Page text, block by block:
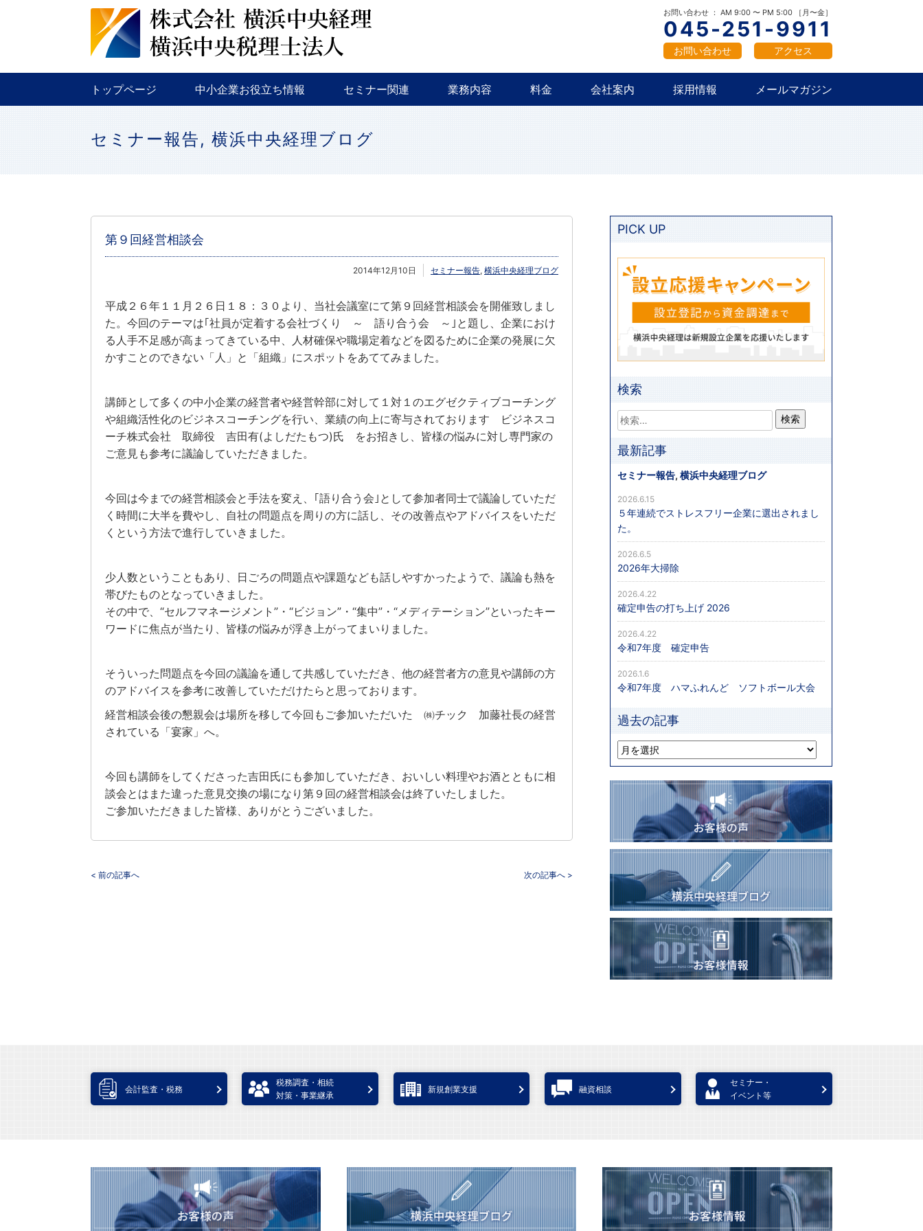
お問い合わせ ： AM 9:00 〜 PM 5:00 ［月〜金］
045-251-9911
お問い合わせ アクセス
トップページ 中小企業お役立ち情報 セミナー関連 業務内容 料金 会社案内 採用情報 メールマガジン
セミナー報告,横浜中央経理ブログ
第９回経営相談会
2014年12月10日 セミナー報告, 横浜中央経理ブログ
平成２６年１１月２６日１８：３０より、当社会議室にて第９回経営相談会を開催致しまし
た。今回のテーマは｢社員が定着する会社づくり ～ 語り合う会 ～｣と題し、企業におけ
る人手不足感が高まってきている中、人材確保や職場定着などを図るために企業の発展に欠
かすことのできない「人」と「組織」にスポットをあててみました。
講師として多くの中小企業の経営者や経営幹部に対して１対１のエグゼクティブコーチング
や組織活性化のビジネスコーチングを行い、業績の向上に寄与されております ビジネスコ
ーチ株式会社 取締役 吉田有(よしだたもつ)氏 をお招きし、皆様の悩みに対し専門家の
ご意見も参考に議論していただきました。
今回は今までの経営相談会と手法を変え、｢語り合う会｣として参加者同士で議論していただ
く時間に大半を費やし、自社の問題点を周りの方に話し、その改善点やアドバイスをいただ
くという方法で進行していきました。
少人数ということもあり、日ごろの問題点や課題なども話しやすかったようで、議論も熱を
帯びたものとなっていきました。
その中で、“セルフマネージメント”・“ビジョン”・“集中”・“メディテーション”といったキー
ワードに焦点が当たり、皆様の悩みが浮き上がってまいりました。
そういった問題点を今回の議論を通して共感していただき、他の経営者方の意見や講師の方
のアドバイスを参考に改善していただけたらと思っております。
経営相談会後の懇親会は場所を移して今回もご参加いただいた ㈱チック 加藤社長の経営
されている「宴家」へ。
今回も講師をしてくださった吉田氏にも参加していただき、おいしい料理やお酒とともに相
談会とはまた違った意見交換の場になり第９回の経営相談会は終了いたしました。
ご参加いただきました皆様、ありがとうございました。
< 前の記事へ 次の記事へ >
PICK UP
検索
最新記事
セミナー報告, 横浜中央経理ブログ
５年連続でストレスフリー企業に選出されまし
た。
2026.6.15
2026年大掃除
2026.6.5
確定申告の打ち上げ 2026
2026.4.22
令和7年度 確定申告
2026.4.22
令和7年度 ハマふれんど ソフトボール大会
2026.1.6
過去の記事
会計監査・税務
税務調査・相続
対策・事業継承
新規創業支援 融資相談
セミナー・
イベント等
税務
金融
補助金・助成金 新卒採用
中途採用